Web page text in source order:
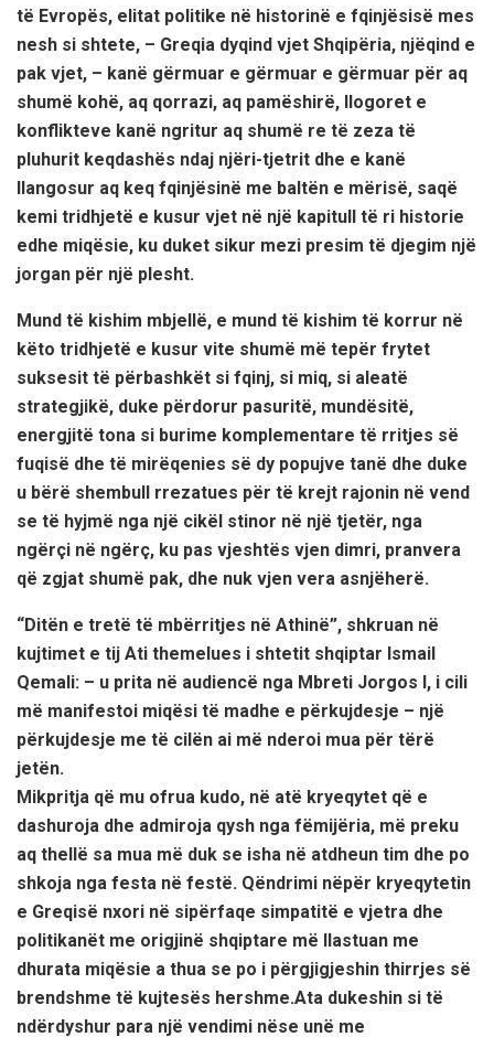
të Evropës, elitat politike në historinë e fqinjësisë mes
nesh si shtete, – Greqia dyqind vjet Shqipëria, njëqind e
pak vjet, – kanë gërmuar e gërmuar e gërmuar për aq
shumë kohë, aq qorrazi, aq pamëshirë, llogoret e
konflikteve kanë ngritur aq shumë re të zeza të
pluhurit keqdashës ndaj njëri-tjetrit dhe e kanë
llangosur aq keq fqinjësinë me baltën e mërisë, saqë
kemi tridhjetë e kusur vjet në një kapitull të ri historie
edhe miqësie, ku duket sikur mezi presim të djegim një
jorgan për një plesht.
Mund të kishim mbjellë, e mund të kishim të korrur në
këto tridhjetë e kusur vite shumë më tepër frytet
suksesit të përbashkët si fqinj, si miq, si aleatë
strategjikë, duke përdorur pasuritë, mundësitë,
energjitë tona si burime komplementare të rritjes së
fuqisë dhe të mirëqenies së dy popujve tanë dhe duke
u bërë shembull rrezatues për të krejt rajonin në vend
se të hyjmë nga një cikël stinor në një tjetër, nga
ngërçi në ngërç, ku pas vjeshtës vjen dimri, pranvera
që zgjat shumë pak, dhe nuk vjen vera asnjëherë.
“Ditën e tretë të mbërritjes në Athinë”, shkruan në
kujtimet e tij Ati themelues i shtetit shqiptar Ismail
Qemali: – u prita në audiencë nga Mbreti Jorgos I, i cili
më manifestoi miqësi të madhe e përkujdesje – një
përkujdesje me të cilën ai më nderoi mua për tërë
jetën.
Mikpritja që mu ofrua kudo, në atë kryeqytet që e
dashuroja dhe admiroja qysh nga fëmijëria, më preku
aq thellë sa mua më duk se isha në atdheun tim dhe po
shkoja nga festa në festë. Qëndrimi nëpër kryeqytetin
e Greqisë nxori në sipërfaqe simpatitë e vjetra dhe
politikanët me origjinë shqiptare më llastuan me
dhurata miqësie a thua se po i përgjigjeshin thirrjes së
brendshme të kujtesës hershme.Ata dukeshin si të
ndërdyshur para një vendimi nëse unë me